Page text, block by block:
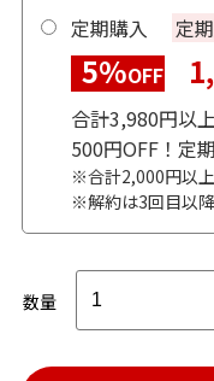
定期購入 定
5%OFF
合計3,980円以
500円OFF！定
※合計2,000円以
※解約は3回目以
数量